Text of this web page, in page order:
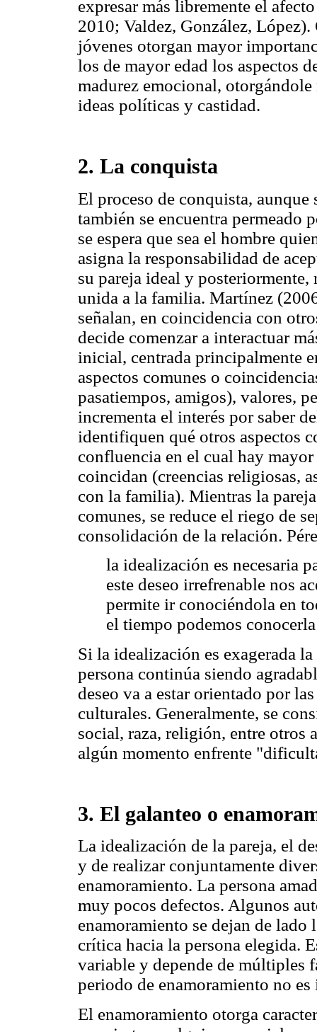
expresar más libremente el
2010; Valdez, González,
jóvenes otorgan mayor
los de mayor edad los aspectos
madurez emocional,
ideas políticas y castidad.
2. La conquista
El proceso de conquista,
también se encuentra permeado
se espera que sea el hombre
asigna la responsabilidad de
su pareja ideal y posteriormente,
unida a la familia. Martínez
señalan, en coincidencia con
decide comenzar a interactuar
inicial, centrada principalmente
aspectos comunes o
pasatiempos, amigos), valores,
incrementa el interés por saber
identifiquen qué otros aspectos
confluencia en el cual hay
coincidan (creencias religiosas,
con la familia). Mientras la
comunes, se reduce el riego de
consolidación de la relación.
la idealización es necesaria
este deseo irrefrenable nos
permite ir conociéndola en
el tiempo podemos
Si la idealización es exagerada
persona continúa siendo
deseo va a estar orientado por
culturales. Generalmente, se
social, raza, religión, entre otros
algún momento enfrente
3. El galanteo o
La idealización de la pareja, el
y de realizar conjuntamente
enamoramiento. La persona
muy pocos defectos. Algunos
enamoramiento se dejan de lado
crítica hacia la persona elegida.
variable y depende de múltiples
periodo de enamoramiento no
El enamoramiento otorga